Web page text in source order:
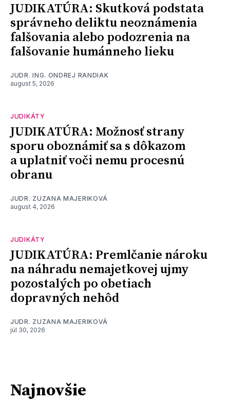
JUDIKATÚRA: Skutková podstata
správneho deliktu neoznámenia
falšovania alebo podozrenia na
falšovanie humánneho lieku
JUDR. ING. ONDREJ RANDIAK
august 5, 2026
JUDIKÁTY
JUDIKATÚRA: Možnosť strany
sporu oboznámiť sa s dôkazom
a uplatniť voči nemu procesnú
obranu
JUDR. ZUZANA MAJERIKOVÁ
august 4, 2026
JUDIKÁTY
JUDIKATÚRA: Premlčanie nároku
na náhradu nemajetkovej ujmy
pozostalých po obetiach
dopravných nehôd
JUDR. ZUZANA MAJERIKOVÁ
júl 30, 2026
Najnovšie